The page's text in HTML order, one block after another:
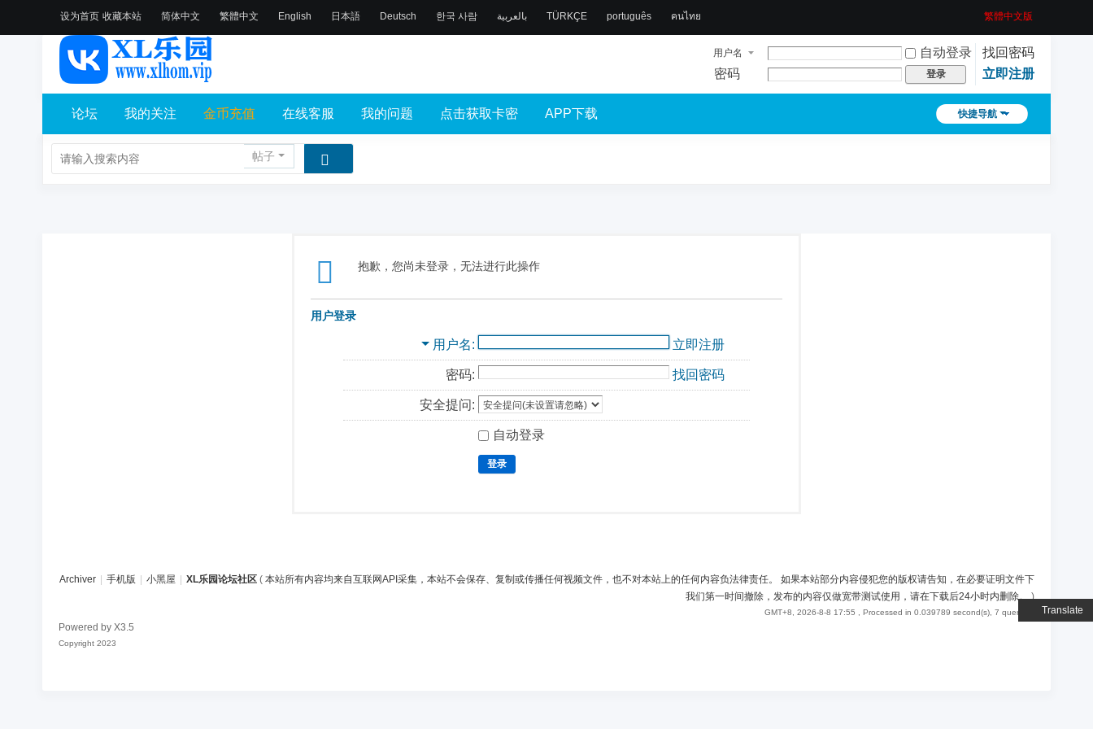
设为首页 收藏本站
Translate
简体中文 繁體中文 English 日本語 Deutsch 한국 사람 بالعربية TÜRKÇE português คนไทย 繁體中文版
用户名 自动登录
找回密码
密码
登录 立即注册
快捷导航
论坛 我的关注 金币充值 在线客服 我的问题 点击获取卡密 APP下载
帖子
抱歉，您尚未登录，无法进行此操作
用户登录
用户名 立即注册
密码: 找回密码
安全提问:
自动登录
登录
Archiver 手机版 小黑屋 XL乐园论坛社区 ( 本站所有内容均来自互联网API采集，本站不会保存、复制或传播任何视频文件，也不对本站上的任何内容负法律责任。 如果本站部分内容侵犯您的版权请告知，在必要证明文件下
我们第一时间撤除，发布的内容仅做宽带测试使用，请在下载后24小时内删除。)
GMT+8, 2026-8-8 17:55 , Processed in 0.039789 second(s), 7 queries .
Powered by X3.5
Copyright 2023